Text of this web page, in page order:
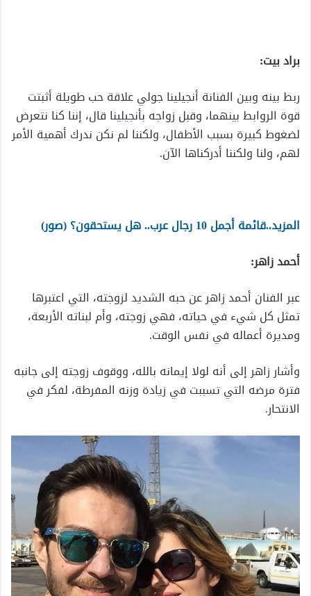
براد بيت:
ربط بينه وبين الفنانة أنجيلينا جولي علاقة حب طويلة أثبتت
قوة الروابط بينهما، وقبل زواجه بأنجيلينا قال، إننا كنا نتعرض
لضغوط كبيرة بسبب الأطفال، ولكننا لم نكن ندرك أهمية الأمر
لهم، ولنا ولكننا أدركناها الآن.
المزيد..قائمة أجمل 10 رجال عرب.. هل يستحقون؟ (صور)
أحمد زاهر:
عبر الفنان أحمد زاهر عن حبه الشديد لزوجته، التي اعتبرها
تمثل كل شيء في حياته، فهي زوجته، وأم لبناته الأربعة،
ومديرة أعماله في نفس الوقت.
وأشار زاهر إلى أنه لولا إيمانه بالله، ووقوف زوجته إلى جانبه
فترة مرضه التي تسببت في زيادة وزنه المفرطة، لفكر في
الانتحار.